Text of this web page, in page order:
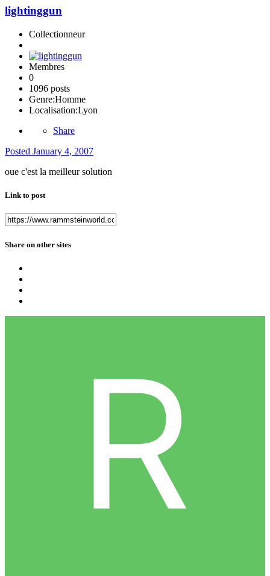
lightinggun
Collectionneur
Membres
0
1096 posts
Genre:Homme
Localisation:Lyon
Share
Posted January 4, 2007
oue c'est la meilleur solution
Link to post
Share on other sites